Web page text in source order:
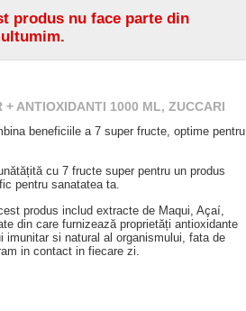
produs nu face parte din
+ ANTIOXIDANTI 1000 ML, ZUCCARI
beneficiile a 7 super fructe, optime pentru
cu 7 fructe super pentru un produs
pentru sanatatea ta.
produs includ extracte de Maqui, Açaí,
din care furnizează proprietăți antioxidante
imunitar si natural al organismului, fata de
in contact in fiecare zi.